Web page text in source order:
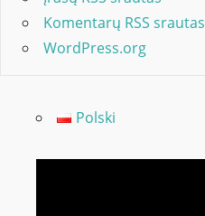
Komentarų RSS srautas
WordPress.org
Polski